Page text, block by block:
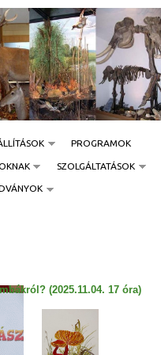
PROGRAMOK
SZOLGÁLTATÁSOK
(2025.11.04. 17 óra)